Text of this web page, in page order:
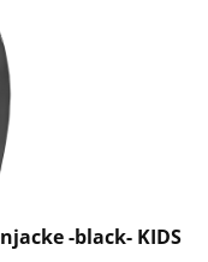
-black- KIDS